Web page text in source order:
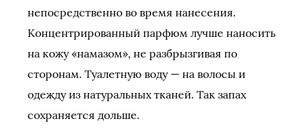
непосредственно во время нанесения.
Концентрированный парфюм лучше наносить
на кожу «намазом», не разбрызгивая по
сторонам. Туалетную воду — на волосы и
одежду из натуральных тканей. Так запах
сохраняется дольше.